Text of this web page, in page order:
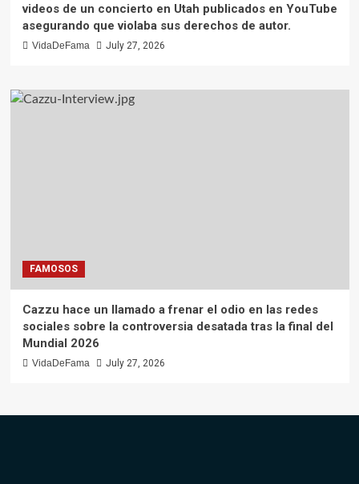
videos de un concierto en Utah publicados en YouTube
asegurando que violaba sus derechos de autor.
VidaDeFama July 27, 2026
FAMOSOS
Cazzu hace un llamado a frenar el odio en las redes
sociales sobre la controversia desatada tras la final del
Mundial 2026
VidaDeFama July 27, 2026